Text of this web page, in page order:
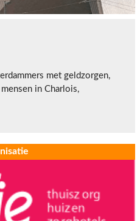
met geldzorgen,
in Charlois,